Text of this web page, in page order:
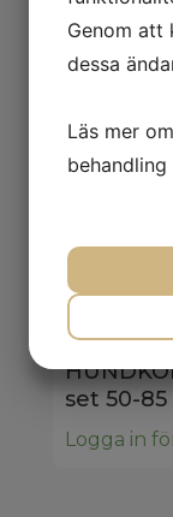
cm
60051
set 50-
Logga in
Genom att
dessa
Läs mer